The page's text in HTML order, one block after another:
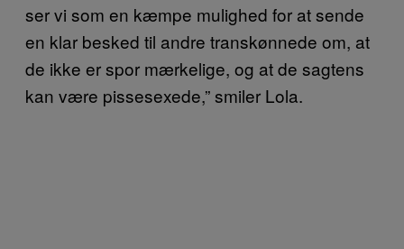
ser vi som en kæmpe mulighed for at sende
en klar besked til andre transkønnede om, at
de ikke er spor mærkelige, og at de sagtens
kan være pissesexede,” smiler Lola.